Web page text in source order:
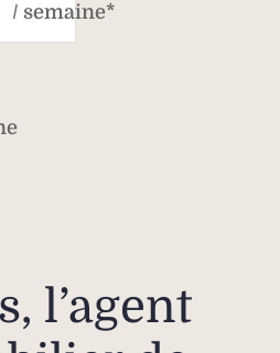
/ semaine*
l’agent